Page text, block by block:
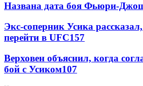
Названа дата боя Фьюри-
Экс-соперник Усика
перейти в UFC157
Верховен объяснил, когда
бой с Усиком107